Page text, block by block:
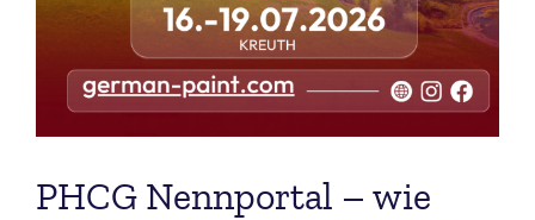
PHCG Nennportal – wie